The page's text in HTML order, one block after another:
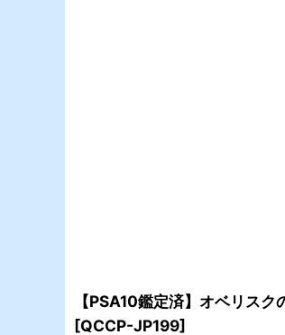
【PSA10鑑定済】オベリス
[QCCP-JP199]